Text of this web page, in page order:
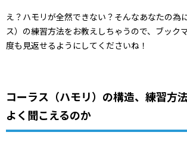
え？ハモリが全然できない？そんなあなたの為
ス）の練習方法をお教えしちゃうので、ブック
度も見返せるようにしてくださいね！
コーラス（ハモリ）の構造、練習方
よく聞こえるのか